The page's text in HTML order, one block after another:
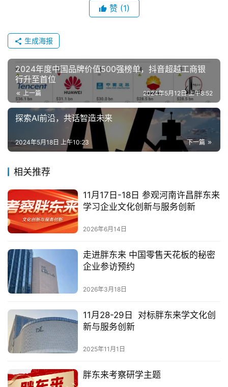
赞 (1)
生成海报
2024年度中国品牌价值500强榜单，抖音超越工商银
行升至首位
上一篇 2024年5月12日 上午8:52
探索AI前沿，共话智造未来
下一篇
2024年5月18日 上午10:23
相关推荐
11月17日-18日 参观河南许昌胖东来
学习企业文化创新与服务创新
2026年6月14日
走进胖东来 中国零售天花板的秘密
企业参访预约
2026年3月18日
11月28-29日 对标胖东来学文化创
新与服务创新
2025年11月1日
胖东来考察研学主题